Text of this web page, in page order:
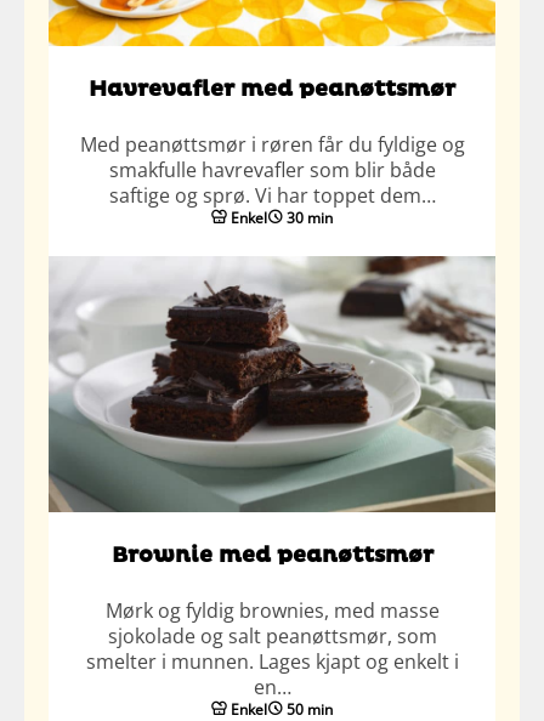
Havrevafler med peanøttsmør
Med peanøttsmør i røren får du fyldige og
smakfulle havrevafler som blir både
saftige og sprø. Vi har toppet dem…
Enkel 30 min
Brownie med peanøttsmør
Mørk og fyldig brownies, med masse
sjokolade og salt peanøttsmør, som
smelter i munnen. Lages kjapt og enkelt i
en…
Enkel 50 min